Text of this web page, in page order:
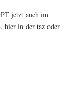
jetzt auch im
hier in der tazoder